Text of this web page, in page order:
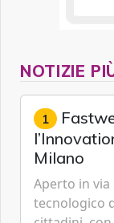
NOTIZIE
1
Milano
Aperto in
tecnologico